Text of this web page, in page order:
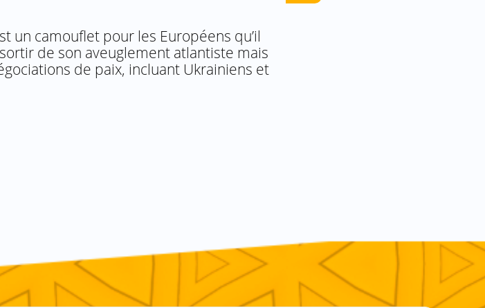
un camouflet pour les Européens qu’il
de son aveuglement atlantiste mais
de paix, incluant Ukrainiens et